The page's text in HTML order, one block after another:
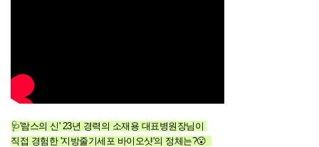
🩺'람스의 신' 23년 경력의 소재용 대표병원장님이
직접 경험한 '지방줄기세포 바이오샷'의 정체는?😮